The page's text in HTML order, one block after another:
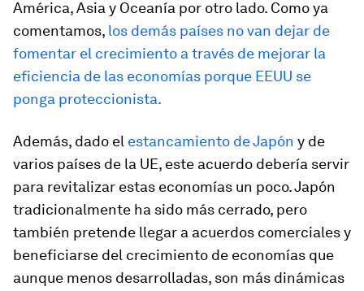
América, Asia y Oceanía por otro lado. Como ya
comentamos, los demás países no van dejar de
fomentar el crecimiento a través de mejorar la
eficiencia de las economías porque EEUU se
ponga proteccionista.
Además, dado el estancamiento de Japón y de
varios países de la UE, este acuerdo debería servir
para revitalizar estas economías un poco. Japón
tradicionalmente ha sido más cerrado, pero
también pretende llegar a acuerdos comerciales y
beneficiarse del crecimiento de economías que
aunque menos desarrolladas, son más dinámicas